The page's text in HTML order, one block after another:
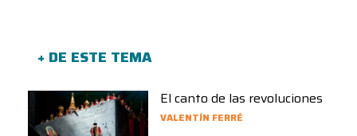
+ DE ESTE TEMA
El canto de las revoluciones
VALENTÍN FERRÉ